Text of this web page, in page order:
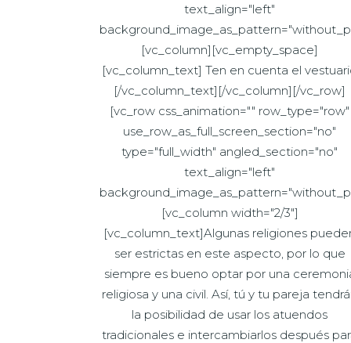
text_align="left"
[vc_column][vc_empty_space]
[vc_column_text] Ten en cuenta el
[/vc_column_text][/vc_column][/vc_row]
[vc_row css_animation="" row_type="row"
use_row_as_full_screen_section="no"
type="full_width" angled_section="no"
text_align="left"
[vc_column width="2/3"]
[vc_column_text]Algunas religiones
ser estrictas en este aspecto, por lo que
siempre es bueno optar por una
religiosa y una civil. Así, tú y tu pareja
la posibilidad de usar los atuendos
tradicionales e intercambiarlos después